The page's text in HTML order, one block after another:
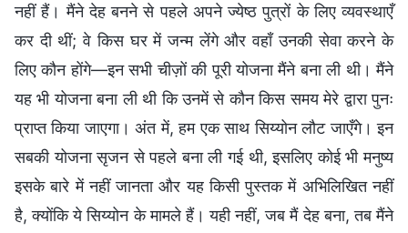
नहीं हैं। मैंने देह बनने से पहले अपने ज्येष्ठ पुत्रों के लिए व्यवस्थाएँ
कर दी थीं; वे किस घर में जन्म लेंगे और वहाँ उनकी सेवा करने के
लिए कौन होंगे—इन सभी चीज़ों की पूरी योजना मैंने बना ली थी। मैंने
यह भी योजना बना ली थी कि उनमें से कौन किस समय मेरे द्वारा पुनः
प्राप्त किया जाएगा। अंत में, हम एक साथ सिय्योन लौट जाएँगे। इन
सबकी योजना सृजन से पहले बना ली गई थी, इसलिए कोई भी मनुष्य
इसके बारे में नहीं जानता और यह किसी पुस्तक में अभिलिखित नहीं
है, क्योंकि ये सिय्योन के मामले हैं। यही नहीं, जब मैं देह बना, तब मैंने